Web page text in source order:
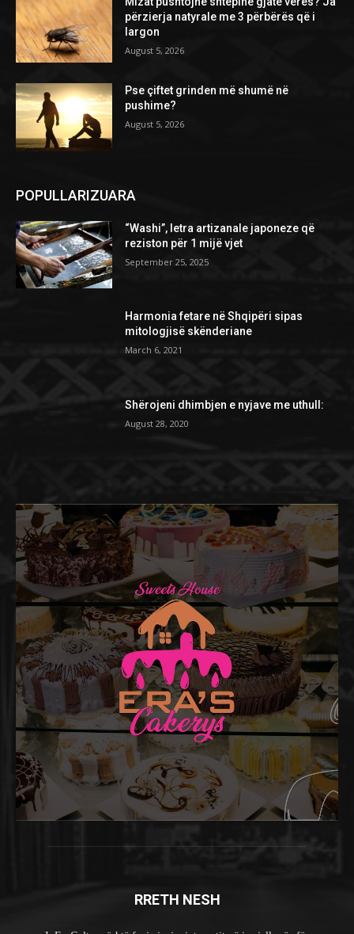
përzierja natyrale me 3 përbërës që i
largon
August 5, 2026
Pse çiftet grinden më shumë në
pushime?
August 5, 2026
POPULLARIZUARA
“Washi”, letra artizanale japoneze që
reziston për 1 mijë vjet
September 25, 2025
Harmonia fetare në Shqipëri sipas
mitologjisë skënderiane
March 6, 2021
Shërojeni dhimbjen e nyjave me uthull:
August 28, 2020
RRETH NESH